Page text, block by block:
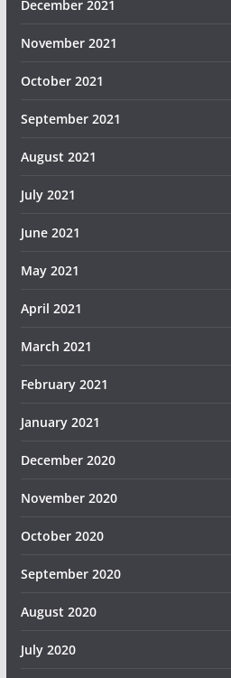
December 2021
November 2021
October 2021
September 2021
August 2021
July 2021
June 2021
May 2021
April 2021
March 2021
February 2021
January 2021
December 2020
November 2020
October 2020
September 2020
August 2020
July 2020